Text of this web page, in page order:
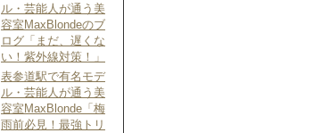
ル・芸能人が通う美
容室MaxBlondeのブ
ログ「まだ、遅くな
い！紫外線対策！」
表参道駅で有名モデ
ル・芸能人が通う美
容室MaxBlonde「梅
雨前必見！最強トリ